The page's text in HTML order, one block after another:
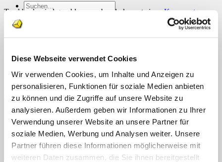
Diese Webseite verwendet Cookies
Wir verwenden Cookies, um Inhalte und Anzeigen zu
personalisieren, Funktionen für soziale Medien anbieten
zu können und die Zugriffe auf unsere Website zu
analysieren. Außerdem geben wir Informationen zu Ihrer
Verwendung unserer Website an unsere Partner für
soziale Medien, Werbung und Analysen weiter. Unsere
Partner führen diese Informationen möglicherweise mit
weiteren Daten zusammen, die Sie ihnen bereitgestellt
Suchen
nach:
Trackbacks sind geschlossen, aber du kannst einenKommentar
posten
Weiter
Felder sind mit*markiert
Kommentar